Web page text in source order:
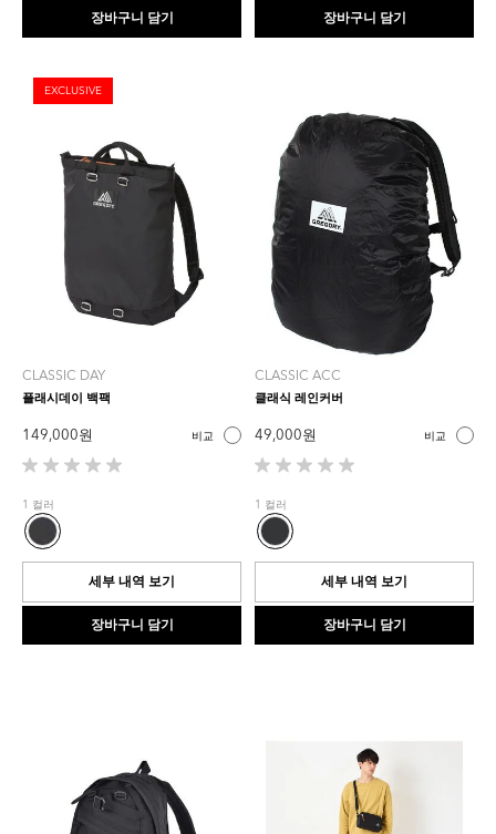
다.
개
상
장바구니 담기
다.
장바구니 담기
EXCLUSIVE
CLASSIC DAY
플래시데이 백팩
149,000 원 비교
별
5
개
중
0.0
입
다.
1 컬러
세부 내역 보기
장바구니 담기
CLASSIC ACC
클래식 레인커버
49,000 원 비교
별
5
개
중
0.0
입
다.
1 컬러
세부 내역 보기
장바구니 담기